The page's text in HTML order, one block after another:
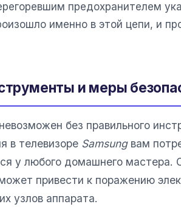
предохранителем
именно в этой цепи, и
и меры
без правильного
в телевизоре Samsungвам
у любого домашнего мастера.
привести к поражению
узлов аппарата.